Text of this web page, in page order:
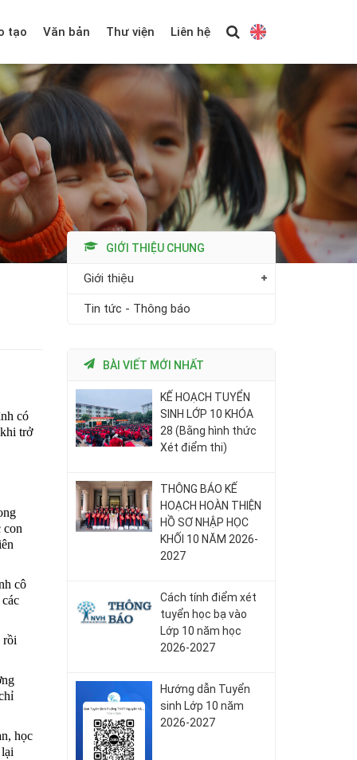
tạo Văn bản Thư viện Liên hệ
có
trở
con
cô
rồi
học
GIỚI THIỆU CHUNG
Giới thiệu
Tin tức - Thông báo
BÀI VIẾT MỚI NHẤT
KẾ HOẠCH TUYỂN
SINH LỚP 10 KHÓA
28 (Bằng hình thức
Xét điểm thi)
THÔNG BÁO KẾ
HOẠCH HOÀN THIỆN
HỒ SƠ NHẬP HỌC
KHỐI 10 NĂM 2026-
2027
Cách tính điểm xét
tuyển học bạ vào
Lớp 10 năm học
2026-2027
Hướng dẫn Tuyển
sinh Lớp 10 năm
2026-2027